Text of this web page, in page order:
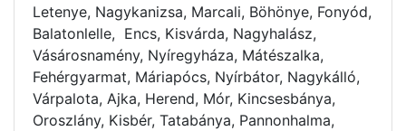
Letenye, Nagykanizsa, Marcali, Böhönye, Fonyód,
Balatonlelle, Encs, Kisvárda, Nagyhalász,
Vásárosnamény, Nyíregyháza, Mátészalka,
Fehérgyarmat, Máriapócs, Nyírbátor, Nagykálló,
Várpalota, Ajka, Herend, Mór, Kincsesbánya,
Oroszlány, Kisbér, Tatabánya, Pannonhalma,